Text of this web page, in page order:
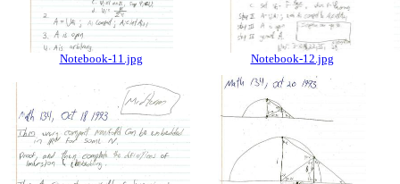
Notebook-11.jpg Notebook-12.jpg